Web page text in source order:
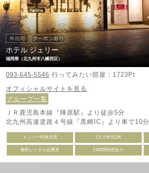
ホテル ジェリー
福岡県（北九州市八幡西区）
093-645-5546 行ってみたい部屋：1723Pt
オフィシャルサイトを見る
グループ一覧
ＪＲ鹿児島本線『陣原駅』より徒歩5分
北九州高速道路４号線『黒崎IC』より車で10分
メンバー特典充実 2人で外出OK
無料レンタル品豊富 24時間休憩あり